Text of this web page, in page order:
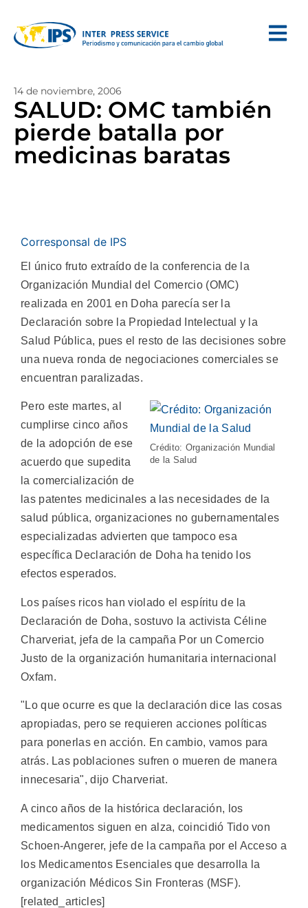
14 de noviembre, 2006
SALUD: OMC también
pierde batalla por
medicinas baratas
Corresponsal de IPS
El único fruto extraído de la conferencia de la
Organización Mundial del Comercio (OMC)
realizada en 2001 en Doha parecía ser la
Declaración sobre la Propiedad Intelectual y la
Salud Pública, pues el resto de las decisiones sobre
una nueva ronda de negociaciones comerciales se
encuentran paralizadas.
Crédito: Organización Mundial
de la Salud
Pero este martes, al
cumplirse cinco años
de la adopción de ese
acuerdo que supedita
la comercialización de
las patentes medicinales a las necesidades de la
salud pública, organizaciones no gubernamentales
especializadas advierten que tampoco esa
específica Declaración de Doha ha tenido los
efectos esperados.
Los países ricos han violado el espíritu de la
Declaración de Doha, sostuvo la activista Céline
Charveriat, jefa de la campaña Por un Comercio
Justo de la organización humanitaria internacional
Oxfam.
"Lo que ocurre es que la declaración dice las cosas
apropiadas, pero se requieren acciones políticas
para ponerlas en acción. En cambio, vamos para
atrás. Las poblaciones sufren o mueren de manera
innecesaria", dijo Charveriat.
A cinco años de la histórica declaración, los
medicamentos siguen en alza, coincidió Tido von
Schoen-Angerer, jefe de la campaña por el Acceso a
los Medicamentos Esenciales que desarrolla la
organización Médicos Sin Fronteras (MSF).
[related_articles]